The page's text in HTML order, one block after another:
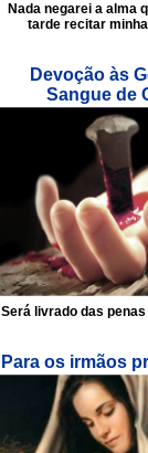
Nada negarei a alma
tarde recitar
Devoção às
Sangue de
Será livrado das
Para os irmãos